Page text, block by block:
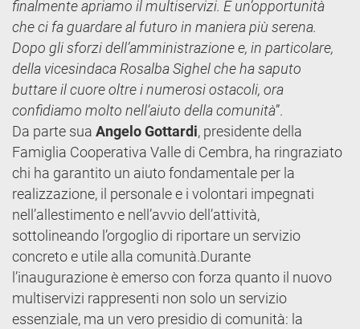
finalmente apriamo il multiservizi. È un’opportunità
che ci fa guardare al futuro in maniera più serena.
Dopo gli sforzi dell’amministrazione e, in particolare,
della vicesindaca Rosalba Sighel che ha saputo
buttare il cuore oltre i numerosi ostacoli, ora
confidiamo molto nell’aiuto della comunità”.
Da parte sua Angelo Gottardi, presidente della
Famiglia Cooperativa Valle di Cembra, ha ringraziato
chi ha garantito un aiuto fondamentale per la
realizzazione, il personale e i volontari impegnati
nell’allestimento e nell’avvio dell’attività,
sottolineando l’orgoglio di riportare un servizio
concreto e utile alla comunità.Durante
l’inaugurazione è emerso con forza quanto il nuovo
multiservizi rappresenti non solo un servizio
essenziale, ma un vero presidio di comunità: la